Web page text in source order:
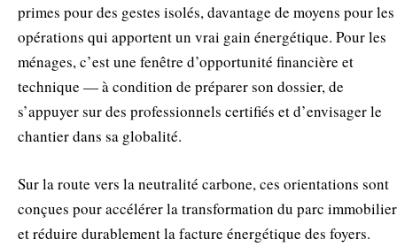
primes pour des gestes isolés, davantage de moyens pour les
opérations qui apportent un vrai gain énergétique. Pour les
ménages, c’est une fenêtre d’opportunité financière et
technique — à condition de préparer son dossier, de
s’appuyer sur des professionnels certifiés et d’envisager le
chantier dans sa globalité.
Sur la route vers la neutralité carbone, ces orientations sont
conçues pour accélérer la transformation du parc immobilier
et réduire durablement la facture énergétique des foyers.